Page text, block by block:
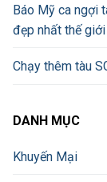
Báo Mỹ ca ngợi
đẹp nhất thế giới
Chạy thêm tàu
DANH MỤC
Khuyến Mại